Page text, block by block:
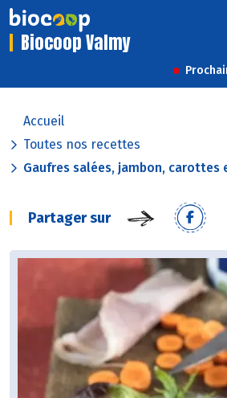
Biocoop Valmy
Accueil
Toutes nos recettes
Gaufres salées, jambon, carottes
Partager sur